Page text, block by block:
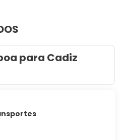
para Cadiz